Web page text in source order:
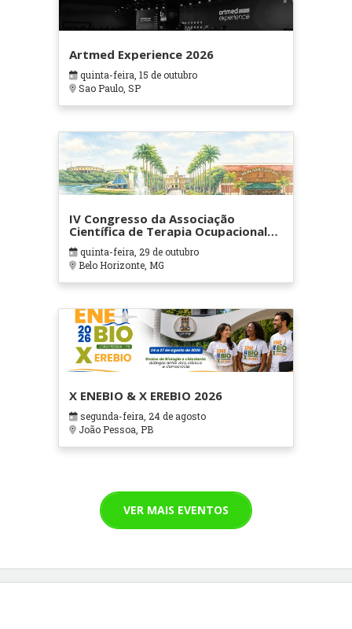
Artmed Experience 2026
quinta-feira, 15 de outubro
Sao Paulo, SP
IV Congresso da Associação
Científica de Terapia Ocupacional
em Contextos Hospitalares e
Cuidados Paliativos - ATOHOSP
quinta-feira, 29 de outubro
Belo Horizonte, MG
X ENEBIO & X EREBIO 2026
segunda-feira, 24 de agosto
João Pessoa, PB
VER MAIS EVENTOS